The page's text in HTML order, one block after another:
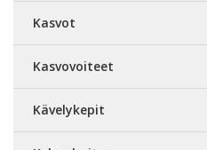
Kasvot
Kasvovoiteet
Kävelykepit